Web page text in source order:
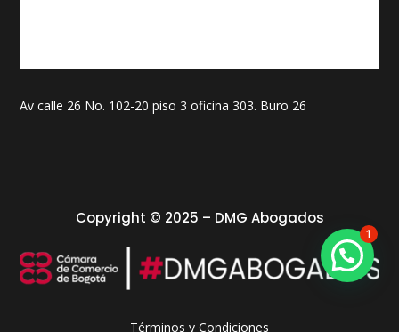
Av calle 26 No. 102-20 piso 3 oficina 303. Buro 26
Copyright © 2025 – DMG Abogados
Términos y Condiciones
1